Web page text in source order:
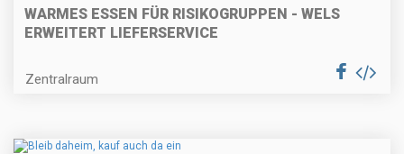
WARMES ESSEN FÜR RISIKOGRUPPEN - WELS
ERWEITERT LIEFERSERVICE
Zentralraum